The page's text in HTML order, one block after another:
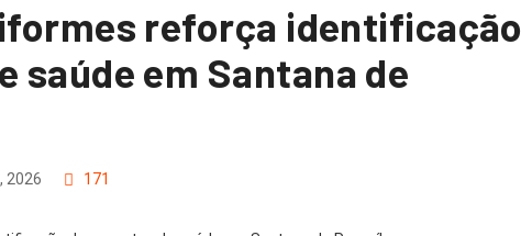
reforça identificação
saúde em Santana de
2026 171